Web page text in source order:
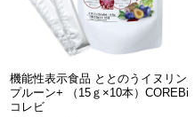
機能性表示食品 ととのうイヌリン
プルーン+ （15ｇ×10本）COREBi
コレビ